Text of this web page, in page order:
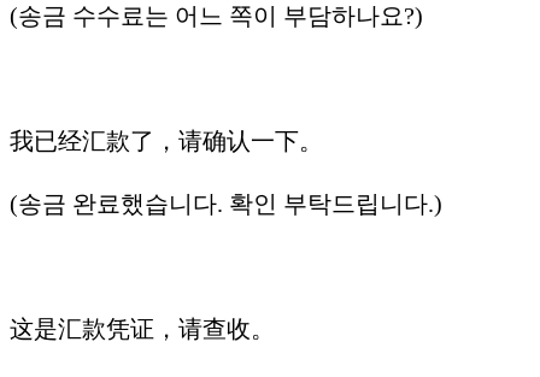
(송금 수수료는 어느 쪽이 부담하나요?)
我已经汇款了，请确认一下。
(송금 완료했습니다. 확인 부탁드립니다.)
这是汇款凭证，请查收。